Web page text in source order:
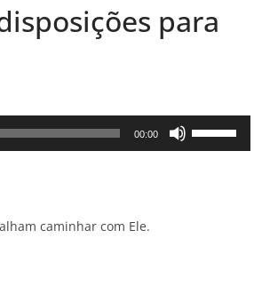
para
00:00
Use
as
caminhar com Ele.